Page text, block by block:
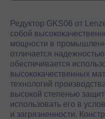
Редуктор GKS06 от
собой
мощности в
отличается
обеспечивается
высококачественных
технологий
высокой степенью
использовать его в
и загрязненности.